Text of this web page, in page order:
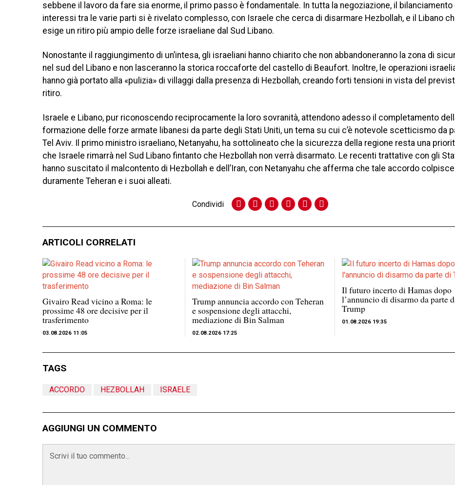
sebbene il lavoro da fare sia enorme, il primo passo è fondamentale. In tutta la negoziazione, il bilanciamento
interessi tra le varie parti si è rivelato complesso, con Israele che cerca di disarmare Hezbollah, e il Libano
esige un ritiro più ampio delle forze israeliane dal Sud Libano.
Nonostante il raggiungimento di un’intesa, gli israeliani hanno chiarito che non abbandoneranno la zona di
nel sud del Libano e non lasceranno la storica roccaforte del castello di Beaufort. Inoltre, le operazioni
hanno già portato alla «pulizia» di villaggi dalla presenza di Hezbollah, creando forti tensioni in vista del
ritiro.
Israele e Libano, pur riconoscendo reciprocamente la loro sovranità, attendono adesso il completamento
formazione delle forze armate libanesi da parte degli Stati Uniti, un tema su cui c’è notevole scetticismo da
Tel Aviv. Il primo ministro israeliano, Netanyahu, ha sottolineato che la sicurezza della regione resta una
che Israele rimarrà nel Sud Libano fintanto che Hezbollah non verrà disarmato. Le recenti trattative con gli
hanno suscitato il malcontento di Hezbollah e dell’Iran, con Netanyahu che afferma che tale accordo colpisce
duramente Teheran e i suoi alleati.
Condividi
ARTICOLI CORRELATI
Givairo Read vicino a Roma: le
prossime 48 ore decisive per il
trasferimento
03.08.2026 11:05
Trump annuncia accordo con Teheran
e sospensione degli attacchi,
mediazione di Bin Salman
02.08.2026 17:25
Il futuro incerto di Hamas dopo
l’annuncio di disarmo da parte
Trump
01.08.2026 19:35
TAGS
ACCORDO HEZBOLLAH ISRAELE
AGGIUNGI UN COMMENTO